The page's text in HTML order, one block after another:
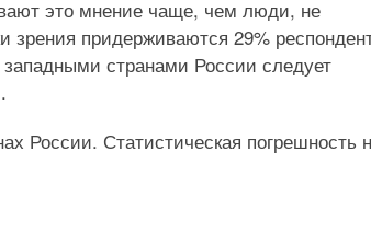
это мнение чаще, чем люди, не
придерживаются 29%
странами России следует
России. Статистическая погрешность